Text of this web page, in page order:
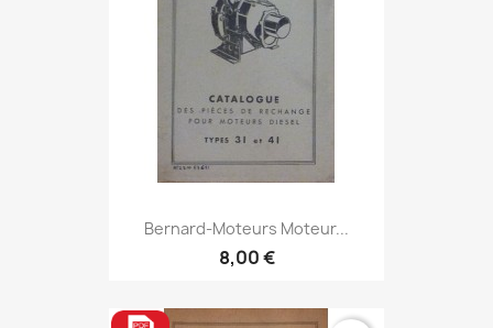
Bernard-Moteurs Moteur...
8,00 €